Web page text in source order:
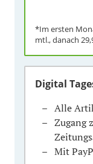
*Im ersten
mtl., danach
Digital
Alle
Zugang
Mit